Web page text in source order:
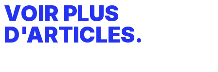
VOIR PLUS
D'ARTICLES.